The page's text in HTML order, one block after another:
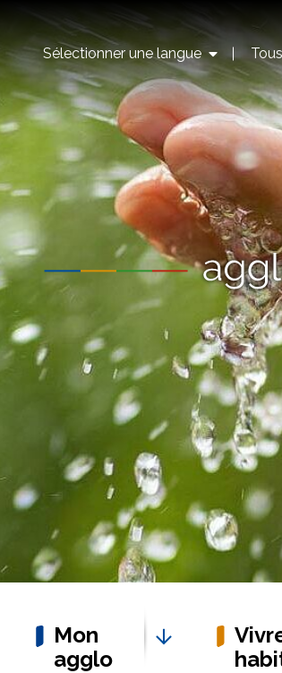
Sélectionner une langue
Mon
agglo